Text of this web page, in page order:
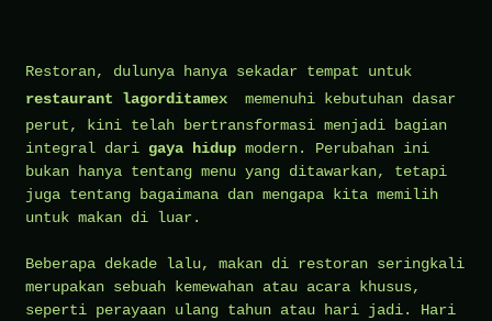
Restoran, dulunya hanya sekadar tempat untuk
restaurant lagorditamex memenuhi kebutuhan dasar
perut, kini telah bertransformasi menjadi bagian
integral dari gaya hidup modern. Perubahan ini
bukan hanya tentang menu yang ditawarkan, tetapi
juga tentang bagaimana dan mengapa kita memilih
untuk makan di luar.
Beberapa dekade lalu, makan di restoran seringkali
merupakan sebuah kemewahan atau acara khusus,
seperti perayaan ulang tahun atau hari jadi. Hari